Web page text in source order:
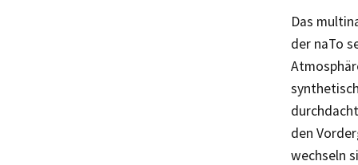
Das
der naTo
den
wechseln